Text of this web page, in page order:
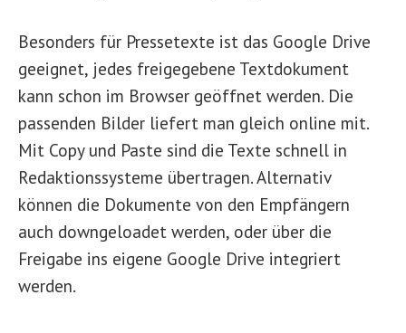
Besonders für Pressetexte ist das Google Drive
geeignet, jedes freigegebene Textdokument
kann schon im Browser geöffnet werden. Die
passenden Bilder liefert man gleich online mit.
Mit Copy und Paste sind die Texte schnell in
Redaktionssysteme übertragen. Alternativ
können die Dokumente von den Empfängern
auch downgeloadet werden, oder über die
Freigabe ins eigene Google Drive integriert
werden.